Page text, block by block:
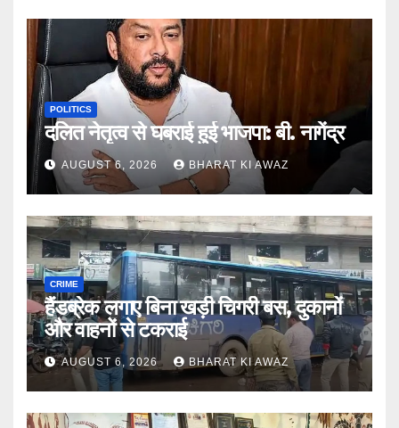
POLITICS
दलित नेतृत्व से घबराई हुई भाजपा: बी. नागेंद्र
AUGUST 6, 2026 BHARAT KI AWAZ
CRIME
हैंडब्रेक लगाए बिना खड़ी चिगरी बस, दुकानों
और वाहनों से टकराई
AUGUST 6, 2026 BHARAT KI AWAZ